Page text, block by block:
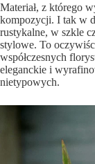
Materiał, z którego
kompozycji. I tak w
rustykalne, w szkle
stylowe. To
współczesnych
eleganckie i
nietypowych.